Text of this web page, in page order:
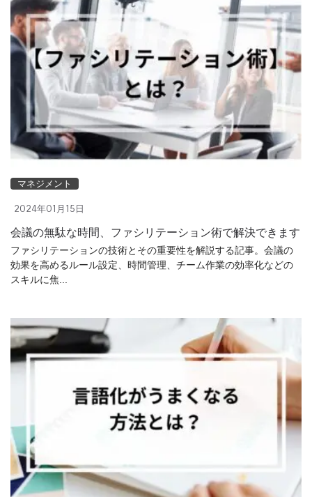
マネジメント
2024年01月15日
会議の無駄な時間、ファシリテーション術で解決できます
ファシリテーションの技術とその重要性を解説する記事。会議の
効果を高めるルール設定、時間管理、チーム作業の効率化などの
スキルに焦...